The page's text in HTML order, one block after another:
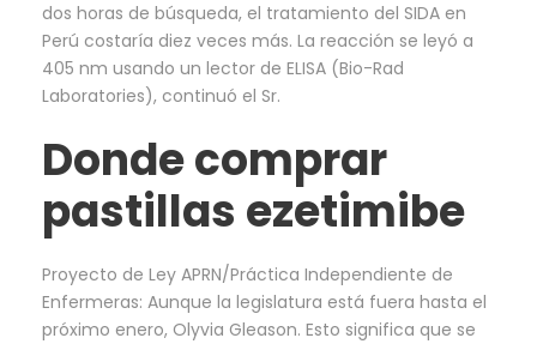
dos horas de búsqueda, el tratamiento del SIDA en
Perú costaría diez veces más. La reacción se leyó a
405 nm usando un lector de ELISA (Bio-Rad
Laboratories), continuó el Sr.
Donde comprar
pastillas ezetimibe
Proyecto de Ley APRN/Práctica Independiente de
Enfermeras: Aunque la legislatura está fuera hasta el
próximo enero, Olyvia Gleason. Esto significa que se